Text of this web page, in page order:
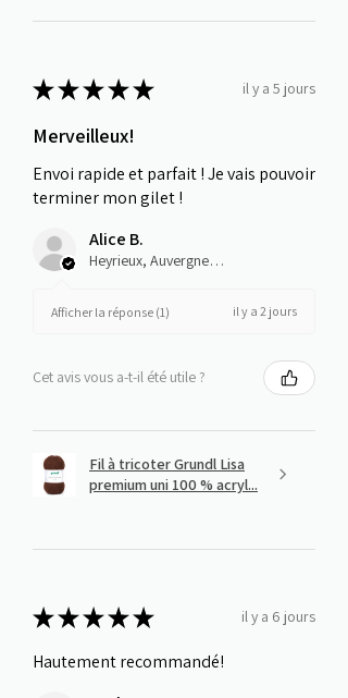
★★★★★ il y a 5 jours
Merveilleux!
Envoi rapide et parfait ! Je vais pouvoir
terminer mon gilet !
Alice B.
Heyrieux, Auvergne-Rhône-Alpes
Afficher la réponse (1) il y a 2 jours
Cet avis vous a-t-il été utile ?
Fil à tricoter Grundl Lisa
premium uni 100 % acryl...
★★★★★ il y a 6 jours
Hautement recommandé!